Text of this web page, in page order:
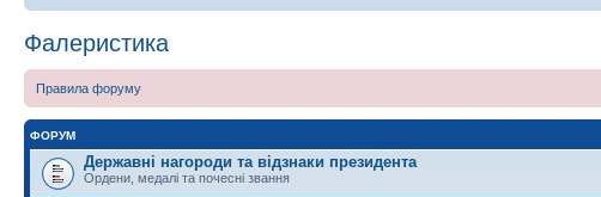
Фалеристика
Правила форуму
ФОРУМ
Державні нагороди та відзнаки президента
Ордени, медалі та почесні звання